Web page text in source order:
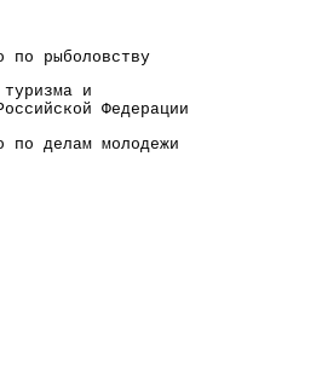
по рыболовству
туризма и
Федерации
по делам молодежи